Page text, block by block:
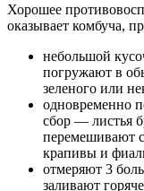
Хорошее
оказывает комбуча,
небольшой
погружают в
зеленого или
одновременно
сбор — листья
перемешивают
крапивы и
отмеряют 3
заливают